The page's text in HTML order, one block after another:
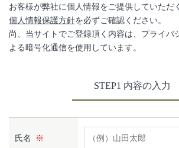
お客様が弊社に個人情報をご提供していただ
個人情報保護方針を必ずご確認ください。
尚、当サイトでご登録頂く内容は、プライバ
よる暗号化通信を使用しています。
STEP1 内容の入力
氏名